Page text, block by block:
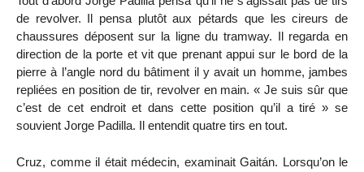
de revolver. Il pensa plutôt aux pétards que les cireurs de
chaussures déposent sur la ligne du tramway. Il regarda en
direction de la porte et vit que prenant appui sur le bord de la
pierre à l’angle nord du bâtiment il y avait un homme, jambes
repliées en position de tir, revolver en main. « Je suis sûr que
c’est de cet endroit et dans cette position qu’il a tiré » se
souvient Jorge Padilla. Il entendit quatre tirs en tout.
Cruz, comme il était médecin, examinait Gaitán. Lorsqu’on le